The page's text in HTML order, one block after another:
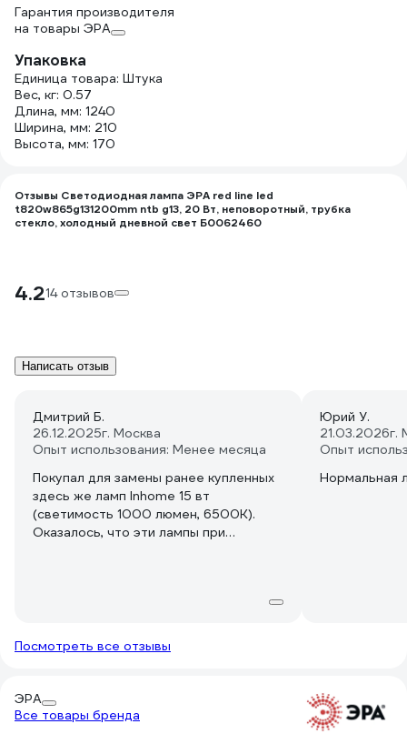
Гарантия производителя
на товары ЭРА
Упаковка
Единица товара: Штука
Вес, кг: 0.57
Длина, мм: 1240
Ширина, мм: 210
Высота, мм: 170
Отзывы Светодиодная лампа ЭРА red line led
t820w865g131200mm ntb g13, 20 Вт, неповоротный, трубка
стекло, холодный дневной свет Б0062460
4.214 отзывов
Написать отзыв
Дмитрий Б.
26.12.2025г. Москва
Опыт использования: Менее месяца
Покупал для замены ранее купленных
здесь же ламп Inhome 15 вт
(светимость 1000 люмен, 6500К).
Оказалось, что эти лампы при
напряжении (ярко светят при 165 в, но
- inhome 15вт 6500к
Юрий У.
21.03.2026г.
Опыт
Нормальная
Посмотреть все отзывы
ЭРА
Все товары бренда